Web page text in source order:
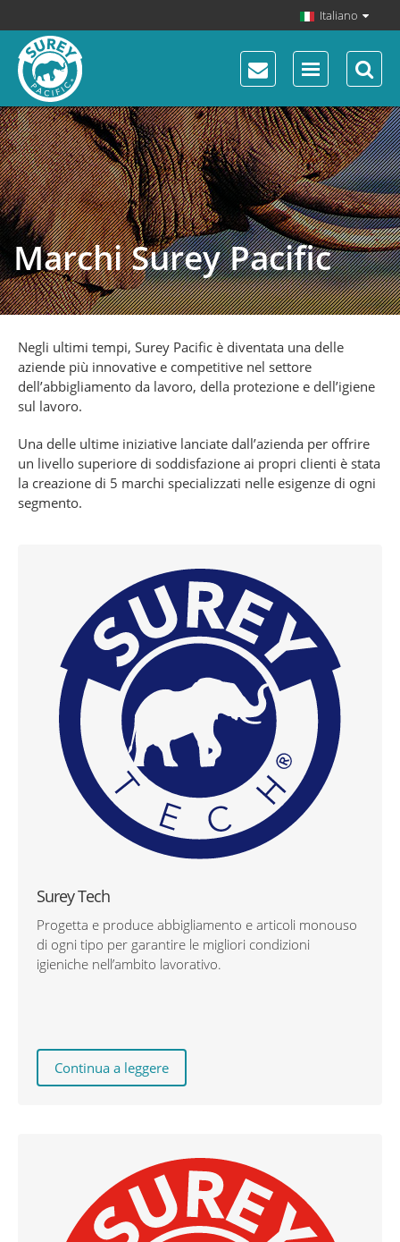
Italiano
Marchi Surey Pacific
Negli ultimi tempi, Surey Pacific è diventata una delle
aziende più innovative e competitive nel settore
dell’abbigliamento da lavoro, della protezione e dell’igiene
sul lavoro.
Una delle ultime iniziative lanciate dall’azienda per offrire
un livello superiore di soddisfazione ai propri clienti è stata
la creazione di 5 marchi specializzati nelle esigenze di ogni
segmento.
Surey Tech
Progetta e produce abbigliamento e articoli monouso
di ogni tipo per garantire le migliori condizioni
igieniche nell’ambito lavorativo.
Continua a leggere